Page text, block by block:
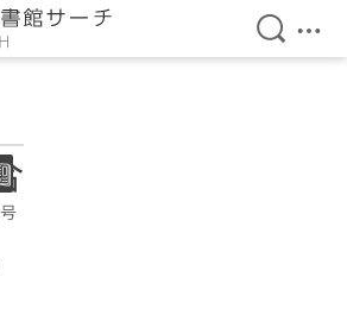
検索を
メ